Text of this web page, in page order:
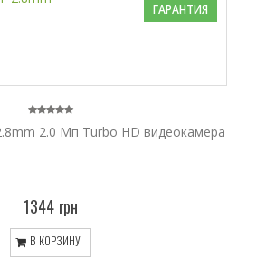
ГАРАНТИЯ
2.0 Мп Turbo HD видеокамера
1344 грн
В КОРЗИНУ